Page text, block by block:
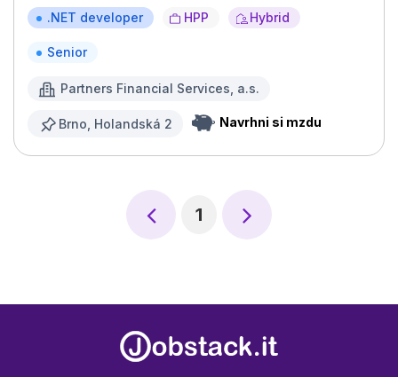
.NET developer HPP Hybrid
Senior
Partners Financial Services, a.s.
Brno, Holandská 2 Navrhni si mzdu
1